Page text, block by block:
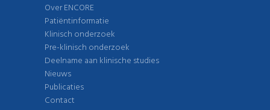
Over ENCORE
Patiëntinformatie
Klinisch onderzoek
Pre-klinisch onderzoek
Deelname aan klinische studies
Nieuws
Publicaties
Contact